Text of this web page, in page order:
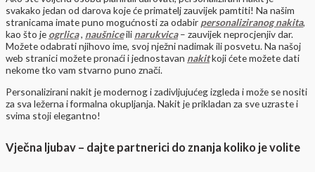
svakako jedan od darova koje će primatelj zauvijek pamtiti! Na našim
stranicama imate puno mogućnosti za odabir personaliziranog nakita,
kao što je ogrlica, naušniceili narukvica– zauvijek neprocjenjiv dar.
Možete odabrati njihovo ime, svoj nježni nadimak ili posvetu. Na našoj
web stranici možete pronaći i jednostavan nakitkoji ćete možete dati
nekome tko vam stvarno puno znači.
Personalizirani nakit je modernog i zadivljujućeg izgleda i može se nositi
za sva ležerna i formalna okupljanja. Nakit je prikladan za sve uzraste i
svima stoji elegantno!
Vječna ljubav – dajte partnerici do znanja koliko je volite